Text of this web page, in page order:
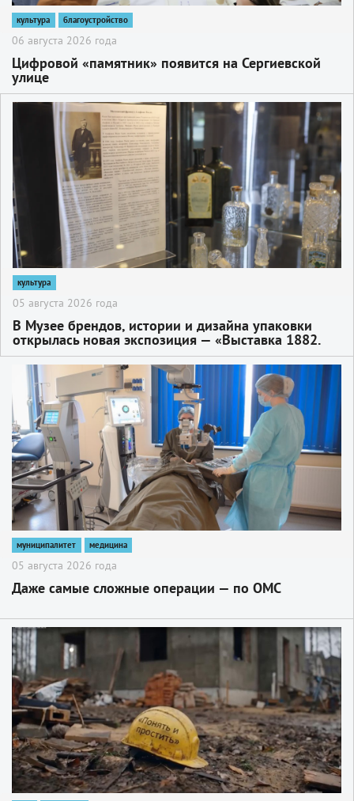
культура благоустройство
06 августа 2026 года
Цифровой «памятник» появится на Сергиевской
улице
культура
05 августа 2026 года
В Музее брендов, истории и дизайна упаковки
открылась новая экспозиция — «Выставка 1882.
Бренды империи»
муниципалитет медицина
05 августа 2026 года
Даже самые сложные операции — по ОМС
2